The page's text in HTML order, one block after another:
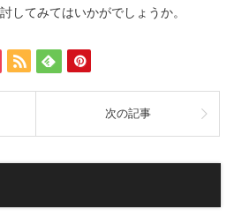
してみてはいかがでしょうか。
次の記事